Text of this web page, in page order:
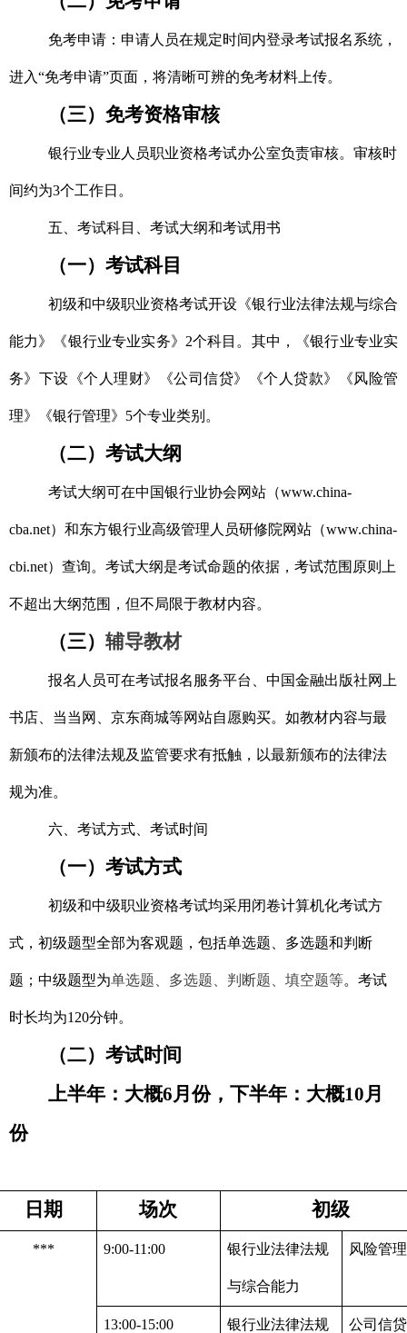
免考申请：申请人员在规定时间内登录考试报名系统，
进入“免考申请”页面，将清晰可辨的免考材料上传。
（三）免考资格审核
银行业专业人员职业资格考试办公室负责审核。审核时
间约为3个工作日。
五、考试科目、考试大纲和考试用书
（一）考试科目
初级和中级职业资格考试开设《银行业法律法规与综合
能力》《银行业专业实务》2个科目。其中，《银行业专业实
务》下设《个人理财》《公司信贷》《个人贷款》《风险管
理》《银行管理》5个专业类别。
（二）考试大纲
考试大纲可在中国银行业协会网站（www.china-
cba.net）和东方银行业高级管理人员研修院网站（www.china-
cbi.net）查询。 考试大纲是考试命题的依据，考试范围 原则上
不超出大纲范围，但不局限于教材内容。
（三） 辅导教材
报名人员可在考试报名服务平台、中国金融出版社网上
书店、当当网、京东商城等网站自愿购买。如教材内容与最
新颁布的法律法规及监管要求有抵触，以最新颁布的法律法
规为准。
六、考试方式、考试时间
（一）考试方式
初级和中级职业资格考试均采用闭卷计算机化考试方
式，初级题型全部为客观题，包括单选题、多选题和判断
题；中级题型为单选题、多选题、判断题、填空题等。考试
时长均为120分钟。
（二）考试时间
上半年： 大概6月份，下半年： 大概10月
份
日期 场次 初级
*** 9:00-11:00 银行业法律法规
与综合能力
风险管理
13:00-15:00 银行业法律法规 公司信贷